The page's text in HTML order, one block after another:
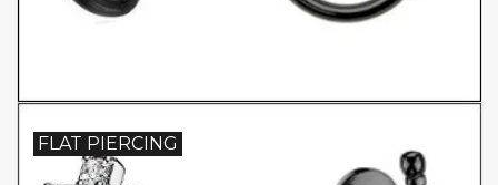
FLAT PIERCING